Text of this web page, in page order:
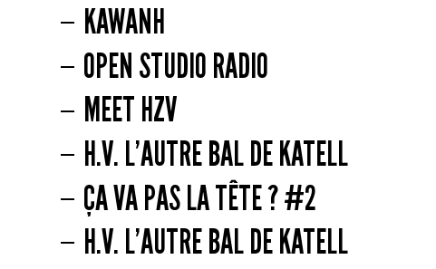
KAWANH
OPEN STUDIO RADIO
MEET HZV
H.V. L’AUTRE BAL DE KATELL
ÇA VA PAS LA TÊTE ? #2
H.V. L’AUTRE BAL DE KATELL